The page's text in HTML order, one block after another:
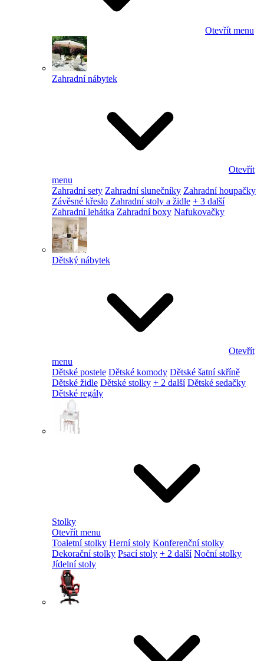
Otevřít menu
Zahradní nábytek
Otevřít
menu
Zahradní sety Zahradní slunečníky Zahradní houpačky
Závěsné křeslo Zahradní stoly a židle + 3 další
Zahradní lehátka Zahradní boxy Nafukovačky
Dětský nábytek
Otevřít
menu
Dětské postele Dětské komody Dětské šatní skříně
Dětské židle Dětské stolky + 2 další Dětské sedačky
Dětské regály
Stolky
Otevřít menu
Toaletní stolky Herní stoly Konferenční stolky
Dekorační stolky Psací stoly + 2 další Noční stolky
Jídelní stoly